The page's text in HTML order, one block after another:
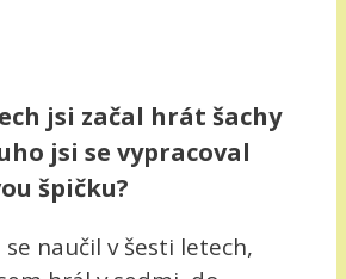
jsi začal hrát šachy
jsi se vypracoval
špičku?
naučil v šesti letech,